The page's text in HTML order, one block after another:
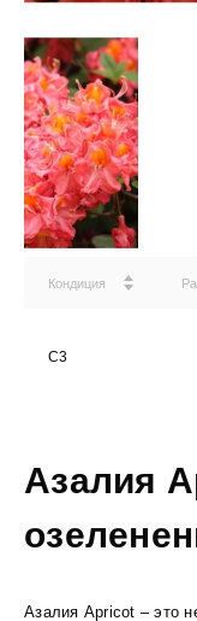
Кондиция
C3
Азалия
Азалия Apricot – это